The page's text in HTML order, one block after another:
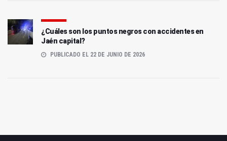
¿Cuáles son los puntos negros con accidentes en
Jaén capital?
PUBLICADO EL 22 DE JUNIO DE 2026